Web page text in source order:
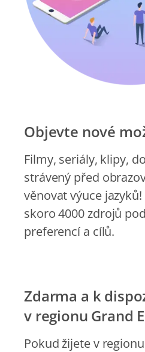
Objevte nové
Filmy, seriály, klipy,
strávený před
věnovat výuce jazyků!
skoro 4000 zdrojů
preferencí a cílů.
Zdarma a k
v regionu Grand
Pokud žijete v